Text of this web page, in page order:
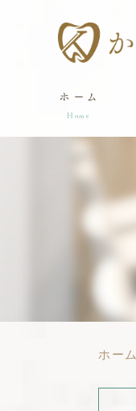
ホーム
Home
ホーム